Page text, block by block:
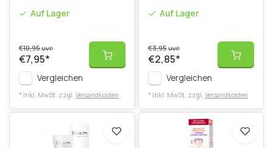
Auf Lager
€10,95UVP
€7,95*
Vergleichen
* Inkl. MwSt. zzgl. Versandkosten
Auf Lager
€3,95UVP
€2,85*
Vergleichen
* Inkl. MwSt. zzgl. Versandkosten